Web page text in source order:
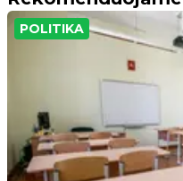
POLITIKA